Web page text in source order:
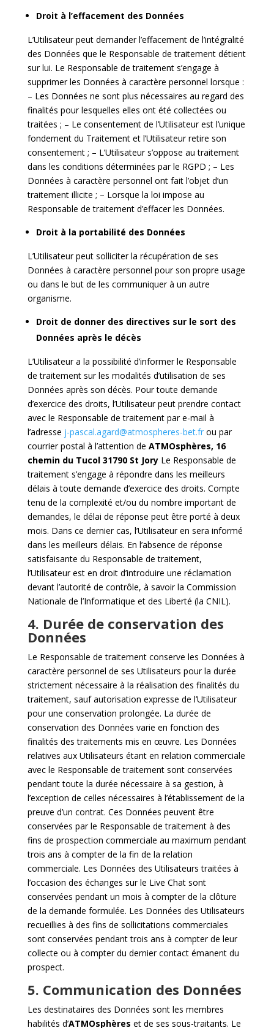
Droit à l’effacement des Données
L’Utilisateur peut demander l’effacement de l’intégralité
des Données que le Responsable de traitement détient
sur lui. Le Responsable de traitement s’engage à
supprimer les Données à caractère personnel lorsque :
– Les Données ne sont plus nécessaires au regard des
finalités pour lesquelles elles ont été collectées ou
traitées ; – Le consentement de l’Utilisateur est l’unique
fondement du Traitement et l’Utilisateur retire son
consentement ; – L’Utilisateur s’oppose au traitement
dans les conditions déterminées par le RGPD ; – Les
Données à caractère personnel ont fait l’objet d’un
traitement illicite ; – Lorsque la loi impose au
Responsable de traitement d’effacer les Données.
Droit à la portabilité des Données
L’Utilisateur peut solliciter la récupération de ses
Données à caractère personnel pour son propre usage
ou dans le but de les communiquer à un autre
organisme.
Droit de donner des directives sur le sort des
Données après le décès
L’Utilisateur a la possibilité d’informer le Responsable
de traitement sur les modalités d’utilisation de ses
Données après son décès. Pour toute demande
d’exercice des droits, l’Utilisateur peut prendre contact
avec le Responsable de traitement par e-mail à
l’adresse j-pascal.agard@atmospheres-bet.frou par
courrier postal à l’attention de ATMOsphères, 16
chemin du Tucol 31790 St Jory Le Responsable de
traitement s’engage à répondre dans les meilleurs
délais à toute demande d’exercice des droits. Compte
tenu de la complexité et/ou du nombre important de
demandes, le délai de réponse peut être porté à deux
mois. Dans ce dernier cas, l’Utilisateur en sera informé
dans les meilleurs délais. En l’absence de réponse
satisfaisante du Responsable de traitement,
l’Utilisateur est en droit d’introduire une réclamation
devant l’autorité de contrôle, à savoir la Commission
Nationale de l’Informatique et des Liberté (la CNIL).
4. Durée de conservation des
Données
Le Responsable de traitement conserve les Données à
caractère personnel de ses Utilisateurs pour la durée
strictement nécessaire à la réalisation des finalités du
traitement, sauf autorisation expresse de l’Utilisateur
pour une conservation prolongée. La durée de
conservation des Données varie en fonction des
finalités des traitements mis en œuvre. Les Données
relatives aux Utilisateurs étant en relation commerciale
avec le Responsable de traitement sont conservées
pendant toute la durée nécessaire à sa gestion, à
l’exception de celles nécessaires à l’établissement de la
preuve d’un contrat. Ces Données peuvent être
conservées par le Responsable de traitement à des
fins de prospection commerciale au maximum pendant
trois ans à compter de la fin de la relation
commerciale. Les Données des Utilisateurs traitées à
l’occasion des échanges sur le Live Chat sont
conservées pendant un mois à compter de la clôture
de la demande formulée. Les Données des Utilisateurs
recueillies à des fins de sollicitations commerciales
sont conservées pendant trois ans à compter de leur
collecte ou à compter du dernier contact émanent du
prospect.
5. Communication des Données
Les destinataires des Données sont les membres
habilités d’ATMOsphères et de ses sous-traitants. Le